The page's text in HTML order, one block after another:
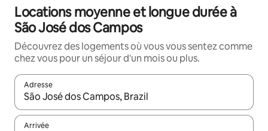
Locations moyenne et longue durée à
São José dos Campos
Découvrez des logements où vous vous sentez comme
chez vous pour un séjour d'un mois ou plus.
Adresse
Lorsque les résultats s'affichent, utilisez les flèches vers le
Arrivée